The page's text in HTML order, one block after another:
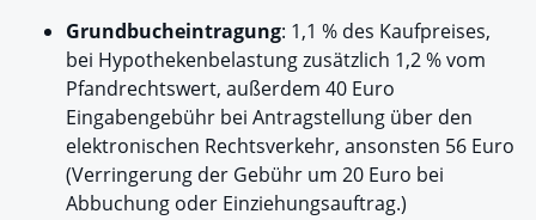
Grundbucheintragung: 1,1 % des Kaufpreises,
bei Hypothekenbelastung zusätzlich 1,2 % vom
Pfandrechtswert, außerdem 40 Euro
Eingabengebühr bei Antragstellung über den
elektronischen Rechtsverkehr, ansonsten 56 Euro
(Verringerung der Gebühr um 20 Euro bei
Abbuchung oder Einziehungsauftrag.)